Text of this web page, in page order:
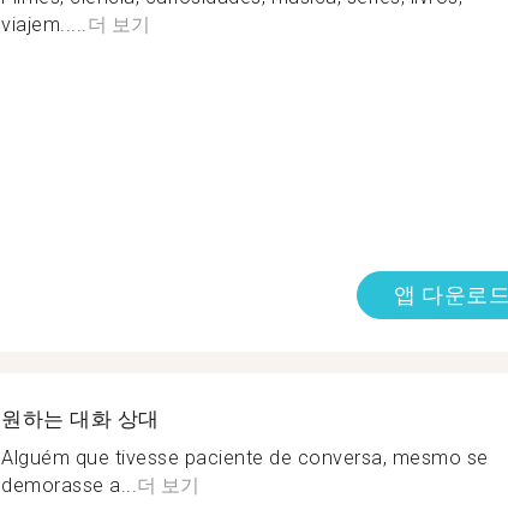
viajem.....더 보기
앱 다운로드
원하는 대화 상대
Alguém que tivesse paciente de conversa, mesmo se
demorasse a...더 보기